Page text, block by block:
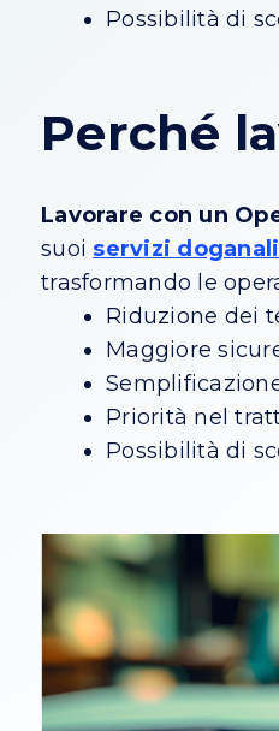
Possibilità di
Perché
Lavorare con un
suoi servizi doganali
trasformando le
Riduzione dei
Maggiore
Priorità nel
Possibilità di